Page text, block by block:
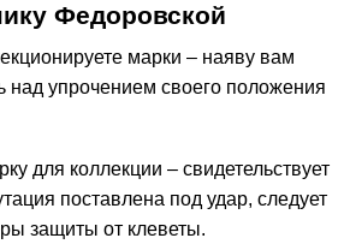
Федоровской
марки – наяву вам
над упрочением своего положения
для коллекции – свидетельствует
поставлена под удар, следует
защиты от клеветы.